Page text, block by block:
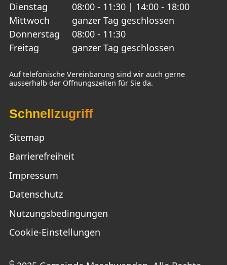
Dienstag
08:00 - 11:30 | 14:00 - 18:00
Mittwoch
ganzer Tag geschlossen
Donnerstag
08:00 - 11:30
Freitag
ganzer Tag geschlossen
Auf telefonische Vereinbarung sind wir auch gerne
ausserhalb der Öffnungszeiten für Sie da.
Schnellzugriff
Sitemap
Barrierefreiheit
Impressum
Datenschutz
Nutzungsbedingungen
Cookie-Einstellungen